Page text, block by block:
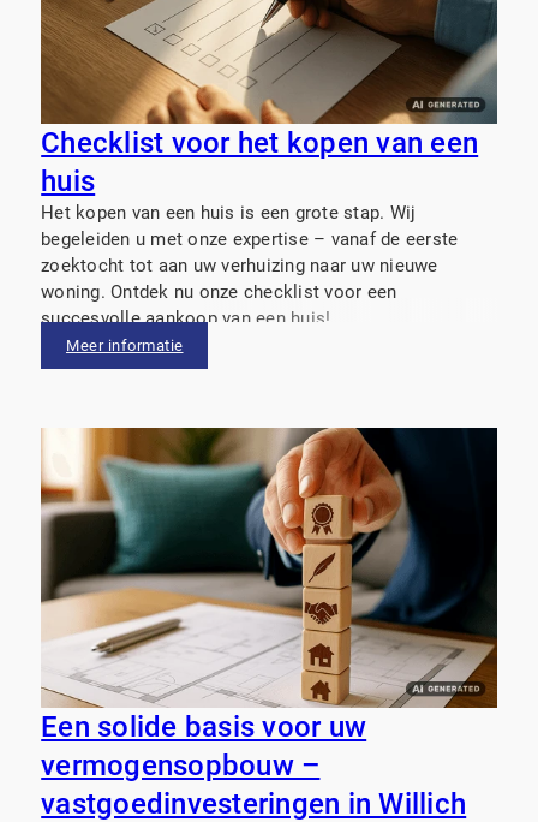
Checklist voor het kopen van een
huis
Het kopen van een huis is een grote stap. Wij
begeleiden u met onze expertise – vanaf de eerste
zoektocht tot aan uw verhuizing naar uw nieuwe
woning. Ontdek nu onze checklist voor een
succesvolle aankoop van een huis!
Meer informatie
Een solide basis voor uw
vermogensopbouw –
vastgoedinvesteringen in Willich